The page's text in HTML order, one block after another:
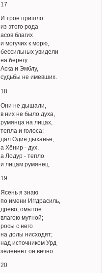
17
И трое пришло
из этого рода
асов благих
и могучих к морю,
бессильных увидели
на берегу
Аска и Эмблу,
судьбы не имевших.
18
Они не дышали,
в них не было духа,
румянца на лицах,
тепла и голоса;
дал Один дыханье,
а Хёнир - дух,
а Лодур - тепло
и лицам румянец.
19
Ясень я знаю
по имени Иггдрасиль,
древо, омытое
влагою мутной;
росы с него
на долы нисходят;
над источником Урд
зеленеет он вечно.
20